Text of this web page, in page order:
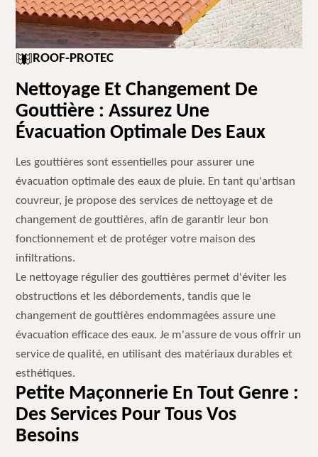
ROOF-PROTEC
Nettoyage Et Changement De
Gouttière : Assurez Une
Évacuation Optimale Des Eaux
Les gouttières sont essentielles pour assurer une
évacuation optimale des eaux de pluie. En tant qu'artisan
couvreur, je propose des services de nettoyage et de
changement de gouttières, afin de garantir leur bon
fonctionnement et de protéger votre maison des
infiltrations.
Le nettoyage régulier des gouttières permet d'éviter les
obstructions et les débordements, tandis que le
changement de gouttières endommagées assure une
évacuation efficace des eaux. Je m'assure de vous offrir un
service de qualité, en utilisant des matériaux durables et
esthétiques.
Petite Maçonnerie En Tout Genre :
Des Services Pour Tous Vos
Besoins